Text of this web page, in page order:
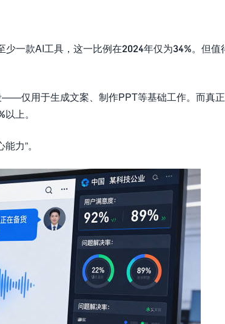
一款AI工具，这一比例在2024年仅为34%。但值
——仅用于生成文案、制作PPT等基础工作。而真
上。
力”。